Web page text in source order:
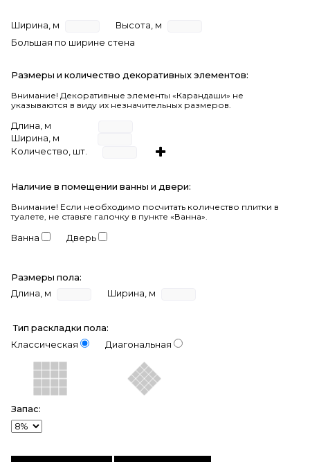
Ширина, м
Высота, м
Большая по ширине стена
Размеры и количество декоративных элементов:
Внимание! Декоративные элементы «Карандаши» не
указываются в виду их незначительных размеров.
Длина, м
Ширина, м
Количество, шт.
Наличие в помещении ванны и двери:
Внимание! Если необходимо посчитать количество плитки в
туалете, не ставьте галочку в пункте «Ванна».
Ванна Дверь
Размеры пола:
Длина, м
Ширина, м
Тип раскладки пола:
Классическая
Диагональная
Запас: